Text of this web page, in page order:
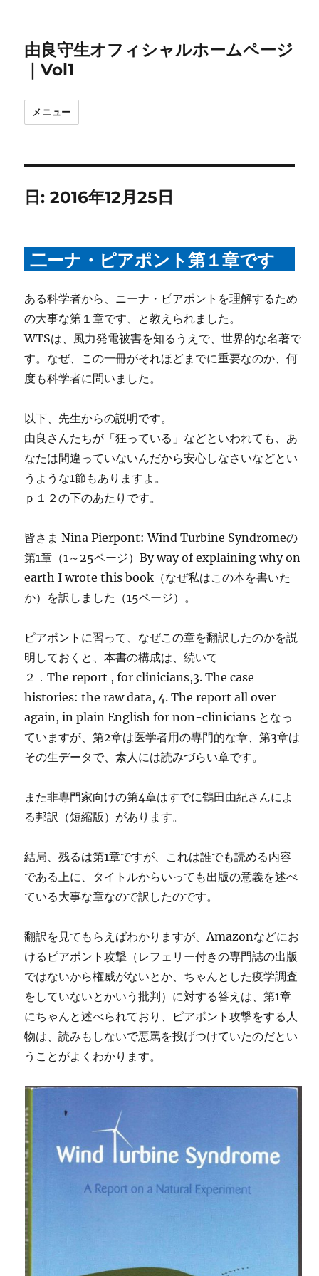
由良守生オフィシャルホームページ
｜Vol1
メニュー
日:2016年12月25日
二ーナ・ピアポント第１章です
ある科学者から、ニーナ・ピアポントを理解するため
の大事な第１章です、と教えられました。
WTSは、風力発電被害を知るうえで、世界的な名著で
す。なぜ、この一冊がそれほどまでに重要なのか、何
度も科学者に問いました。
以下、先生からの説明です。
由良さんたちが「狂っている」などといわれても、あ
なたは間違っていないんだから安心しなさいなどとい
うような1節もありますよ。
ｐ１２の下のあたりです。
皆さま Nina Pierpont: Wind Turbine Syndromeの
第1章（1～25ページ）By way of explaining why on
earth I wrote this book（なぜ私はこの本を書いた
か）を訳しました（15ページ）。
ピアポントに習って、なぜこの章を翻訳したのかを説
明しておくと、本書の構成は、続いて
２．The report , for clinicians,3. The case
histories: the raw data, 4. The report all over
again, in plain English for non-clinicians となっ
ていますが、第2章は医学者用の専門的な章、第3章は
その生データで、素人には読みづらい章です。
また非専門家向けの第4章はすでに鶴田由紀さんによ
る邦訳（短縮版）があります。
結局、残るは第1章ですが、これは誰でも読める内容
である上に、タイトルからいっても出版の意義を述べ
ている大事な章なので訳したのです。
翻訳を見てもらえばわかりますが、Amazonなどにお
けるピアポント攻撃（レフェリー付きの専門誌の出版
ではないから権威がないとか、ちゃんとした疫学調査
をしていないとかいう批判）に対する答えは、第1章
にちゃんと述べられており、ピアポント攻撃をする人
物は、読みもしないで悪罵を投げつけていたのだとい
うことがよくわかります。